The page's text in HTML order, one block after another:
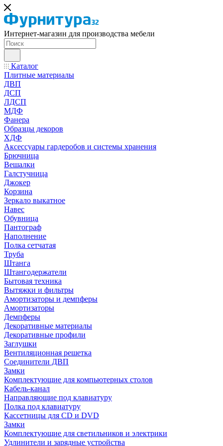
Интернет-магазин для производства мебели
Каталог
Плитные материалы
ДВП
ДСП
ЛДСП
МДФ
Фанера
Образцы декоров
ХДФ
Аксессуары гардеробов и системы хранения
Брючница
Вешалки
Галстучница
Джокер
Корзина
Зеркало выкатное
Навес
Обувница
Пантограф
Наполнение
Полка сетчатая
Труба
Штанга
Штангодержатели
Бытовая техника
Вытяжки и фильтры
Амортизаторы и демпферы
Амортизаторы
Демпферы
Декоративные материалы
Декоративные профили
Заглушки
Вентиляционная решетка
Соединители ДВП
Замки
Комплектующие для компьютерных столов
Кабель-канал
Направляющие под клавиатуру
Полка под клавиатуру
Кассетницы для CD и DVD
Замки
Комплектующие для светильников и электрики
Удлинители и зарядные устройства